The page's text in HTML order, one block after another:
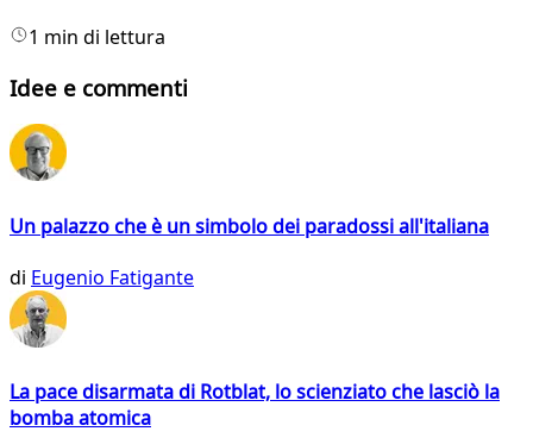
1 min di lettura
Idee e commenti
Un palazzo che è un simbolo dei paradossi all'italiana
di Eugenio Fatigante
La pace disarmata di Rotblat, lo scienziato che lasciò la
bomba atomica